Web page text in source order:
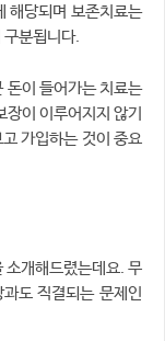
해당되며 보존치료는
구분됩니다.
돈이 들어가는 치료는
이 이루어지지 않기
가입하는 것이 중요
소개해드렸는데요. 무
도 직결되는 문제인